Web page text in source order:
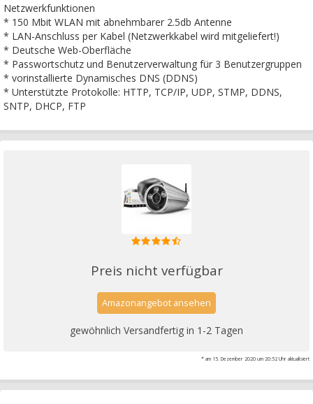
Netzwerkfunktionen
* 150 Mbit WLAN mit abnehmbarer 2.5db Antenne
* LAN-Anschluss per Kabel (Netzwerkkabel wird mitgeliefert!)
* Deutsche Web-Oberfläche
* Passwortschutz und Benutzerverwaltung für 3 Benutzergruppen
* vorinstallierte Dynamisches DNS (DDNS)
* Unterstützte Protokolle: HTTP, TCP/IP, UDP, STMP, DDNS,
SNTP, DHCP, FTP
Preis nicht verfügbar
Amazonangebot ansehen
gewöhnlich Versandfertig in 1-2 Tagen
* am 15. Dezember 2020 um 20:52 Uhr aktualisiert